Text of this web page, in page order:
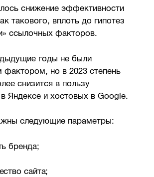
снижение эффективности
такового, вплоть до гипотез
ссылочных факторов.
годы не были
но в 2023 степень
снизится в пользу
Яндексе и хостовых в Google.
следующие параметры:
бренда;
сайта;